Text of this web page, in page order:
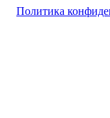
Политика